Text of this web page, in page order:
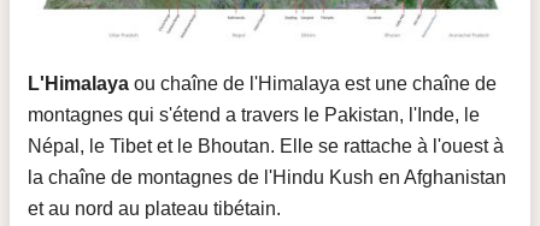
L'Himalaya ou chaîne de l'Himalaya est une chaîne de
montagnes qui s'étend a travers le Pakistan, l'Inde, le
Népal, le Tibet et le Bhoutan. Elle se rattache à l'ouest à
la chaîne de montagnes de l'Hindu Kush en Afghanistan
et au nord au plateau tibétain.